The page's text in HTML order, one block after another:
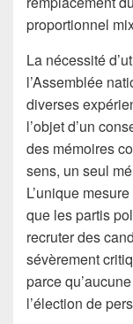
proportionnel
La nécessité
l’Assemblée
diverses
l’objet d’un
des mémoires
sens, un seul
L’unique
que les partis
recruter des
sévèrement
parce
l’élection de